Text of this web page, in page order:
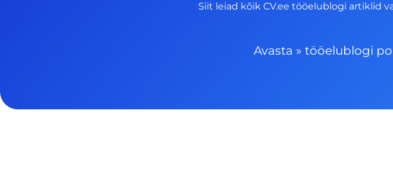
Siit leiad kõik CV.ee tööelublogi artiklid
Avasta » tööelublogi